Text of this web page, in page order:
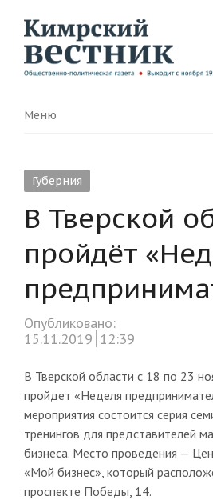
Menu
Меню
Губерния
В Тверской
пройдёт
Опубликовано:
15.11.2019 12:39
В Тверской области с 18 по 23
пройдет «Неделя
мероприятия состоится серия
тренингов для представителей
бизнеса. Место проведения —
«Мой бизнес», который
проспекте Победы, 14.